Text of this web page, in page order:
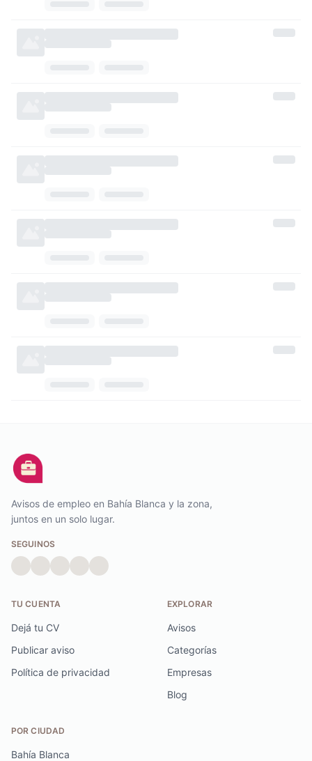
Avisos de empleo en Bahía Blanca y la zona,
juntos en un solo lugar.
SEGUINOS
TU CUENTA
Dejá tu CV
Publicar aviso
Política de privacidad
EXPLORAR
Avisos
Categorías
Empresas
Blog
POR CIUDAD
Bahía Blanca